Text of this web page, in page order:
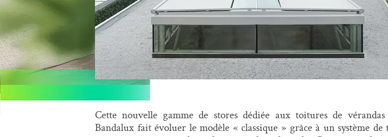
Cette nouvelle gamme de stores dédiée aux toitures de vérandas
Bandalux fait évoluer le modèle « classique » grâce à un système de